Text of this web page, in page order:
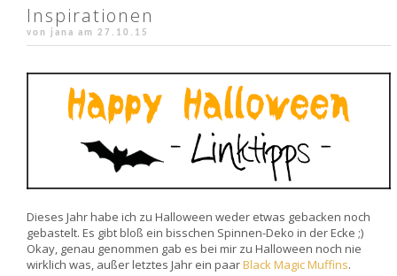
Inspirationen
von jana am 27.10.15
Dieses Jahr habe ich zu Halloween weder etwas gebacken noch
gebastelt. Es gibt bloß ein bisschen Spinnen-Deko in der Ecke ;)
Okay, genau genommen gab es bei mir zu Halloween noch nie
wirklich was, außer letztes Jahr ein paarBlack Magic Muffins.